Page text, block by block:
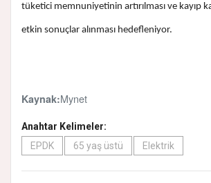
tüketici memnuniyetinin artırılması ve kayıp
etkin sonuçlar alınması hedefleniyor.
Kaynak:Mynet
Anahtar Kelimeler:
EPDK
65 yaş üstü Elektrik